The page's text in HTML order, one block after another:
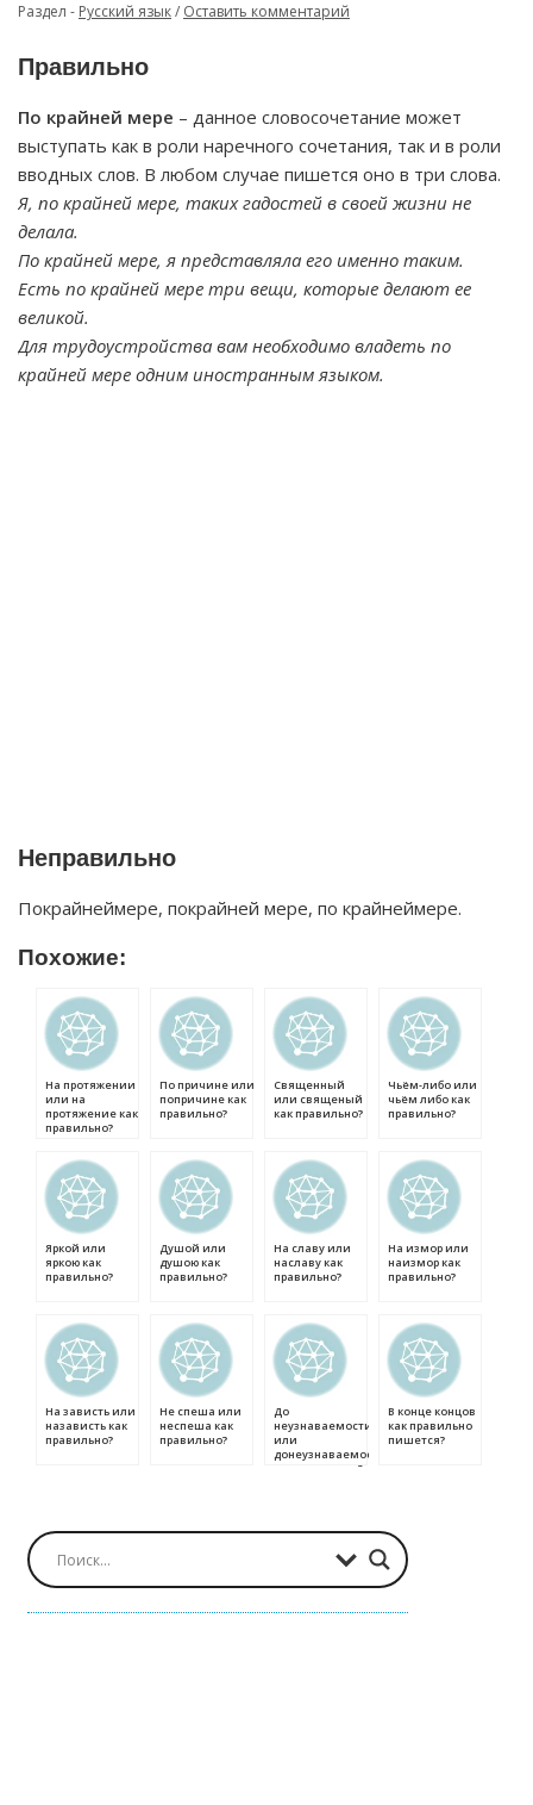
Раздел - Русский язык/ Оставить комментарий
Правильно
По крайней мере – данное словосочетание может
выступать как в роли наречного сочетания, так и в роли
вводных слов. В любом случае пишется оно в три слова.
Я, по крайней мере, таких гадостей в своей жизни не
делала.
По крайней мере, я представляла его именно таким.
Есть по крайней мере три вещи, которые делают ее
великой.
Для трудоустройства вам необходимо владеть по
крайней мере одним иностранным языком.
Неправильно
Покрайнеймере, покрайней мере, по крайнеймере.
Похожие:
На протяжении
или на
протяжение как
правильно?
По причине или
попричине как
правильно?
Священный
или священый
как правильно?
Чьём-либо или
чьём либо как
правильно?
Яркой или
яркою как
правильно?
Душой или
душою как
правильно?
На славу или
наславу как
правильно?
На измор или
наизмор как
правильно?
На зависть или
назависть как
правильно?
Не спеша или
неспеша как
правильно?
До
неузнаваемости
или
донеузнаваемости
как правильно?
В конце концов
как правильно
пишется?